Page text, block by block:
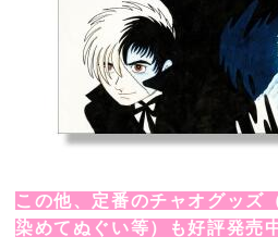
この他、定番のチャオグッズ
染めてぬぐい等）も好評発売